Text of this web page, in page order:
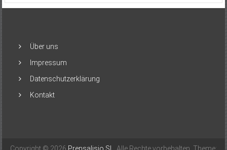
Über uns
Impressum
Datenschutzerklärung
Kontakt